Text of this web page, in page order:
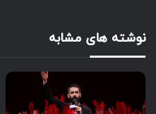
نوشته های مشابه